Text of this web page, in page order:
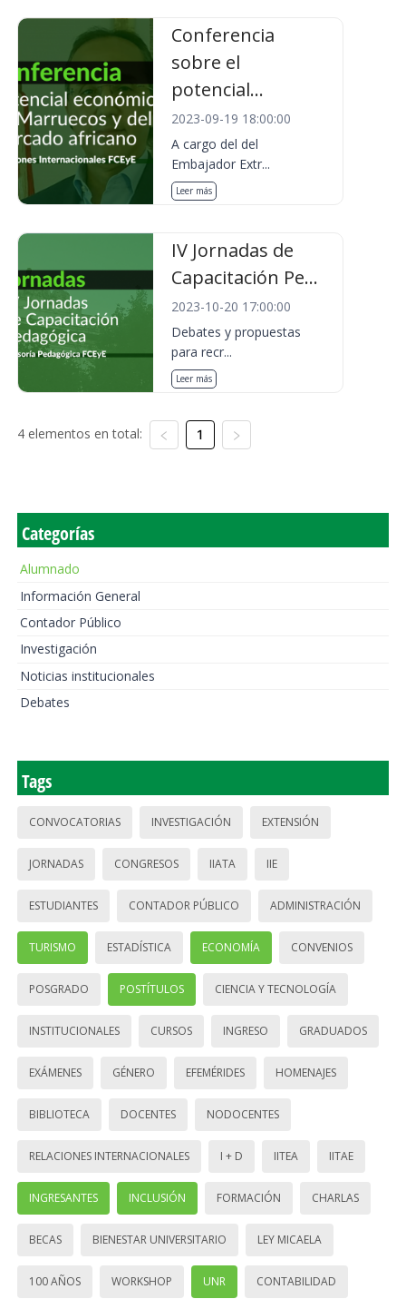
Conferencia
sobre el
potencial...
2023-09-19 18:00:00
A cargo del del
Embajador Extr...
Leer más
IV Jornadas de
Capacitación Pe...
2023-10-20 17:00:00
Debates y propuestas
para recr...
Leer más
4 elementos en total: 1
Categorías
Alumnado
Información General
Contador Público
Investigación
Noticias institucionales
Debates
Tags
CONVOCATORIAS INVESTIGACIÓN EXTENSIÓN
JORNADAS CONGRESOS IIATA IIE
ESTUDIANTES CONTADOR PÚBLICO ADMINISTRACIÓN
TURISMO ESTADÍSTICA ECONOMÍA CONVENIOS
POSGRADO POSTÍTULOS CIENCIA Y TECNOLOGÍA
INSTITUCIONALES CURSOS INGRESO GRADUADOS
EXÁMENES GÉNERO EFEMÉRIDES HOMENAJES
BIBLIOTECA DOCENTES NODOCENTES
RELACIONES INTERNACIONALES I + D IITEA IITAE
INGRESANTES INCLUSIÓN FORMACIÓN CHARLAS
BECAS BIENESTAR UNIVERSITARIO LEY MICAELA
100 AÑOS WORKSHOP UNR CONTABILIDAD